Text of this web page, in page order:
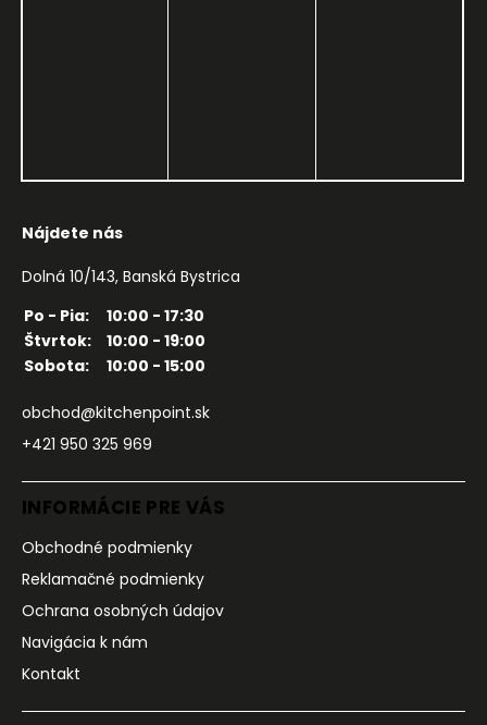
Nájdete nás
Dolná 10/143, Banská Bystrica
Po - Pia:
10:00 - 17:30
Štvrtok:
10:00 - 19:00
Sobota:
10:00 - 15:00
obchod@kitchenpoint.sk
+421 950 325 969
INFORMÁCIE PRE VÁS
Obchodné podmienky
Reklamačné podmienky
Ochrana osobných údajov
Navigácia k nám
Kontakt